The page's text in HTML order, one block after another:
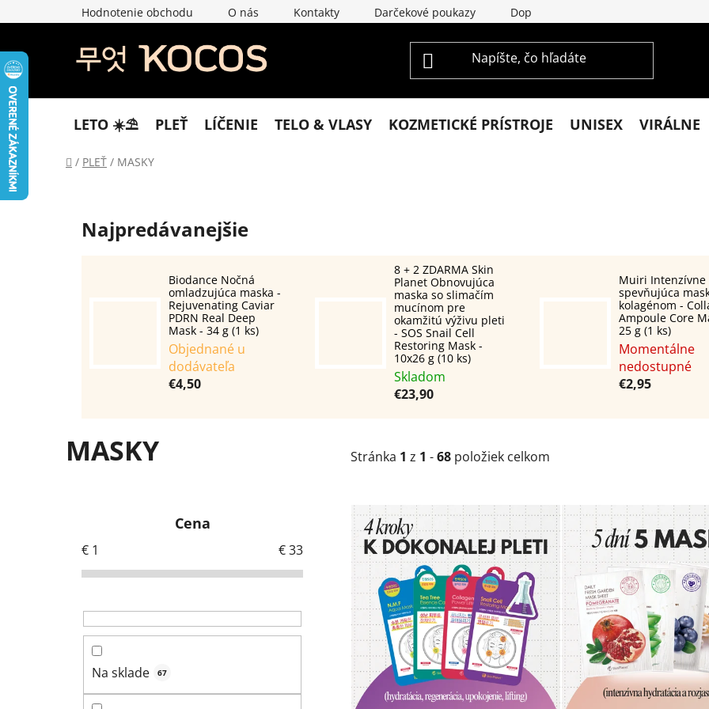
na
Hodnotenie obchodu O nás Kontakty Darčekové poukazy Doprava a platba
LETO ☀️​⛱️​ PLEŤ LÍČENIE TELO & VLASY KOZMETICKÉ PRÍSTROJE UNISEX VIRÁLNE
Domov
/ PLEŤ / MASKY
Najpredávanejšie
Biodance Nočná
omladzujúca maska -
Rejuvenating Caviar
PDRN Real Deep
Mask - 34 g (1 ks)
Objednané u
dodávateľa
€4,50
8 + 2 ZDARMA Skin
Planet Obnovujúca
maska so slimačím
mucínom pre
okamžitú výživu pleti
- SOS Snail Cell
Restoring Mask -
10x26 g (10 ks)
Skladom
€23,90
Muiri Intenzívne
spevňujúca
kolagénom -
Ampoule Core
25 g (1 ks)
Momentálne
nedostupné
€2,95
MASKY
Cena
€ 1 €33
Na sklade 67
Stránka 1 z 1 -68 položiek celkom
V
ý
p
i
s
p
r
o
d
u